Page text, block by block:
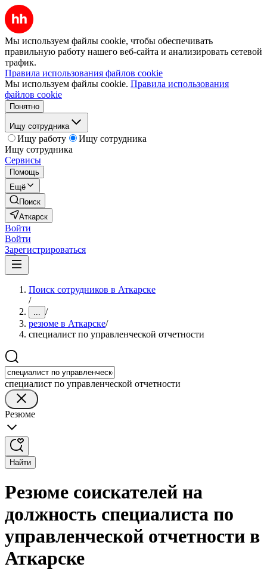
Мы используем файлы cookie, чтобы обеспечивать
правильную работу нашего веб-сайта и анализировать сетевой
трафик.
Правила использования файлов cookie
Мы используем файлы cookie. Правила использования
файлов cookie
Понятно
Ищу сотрудника
Ищу работу
Ищу сотрудника
Ищу сотрудника
Сервисы
Помощь
Ещё
Поиск
Аткарск
Войти
Войти
Зарегистрироваться
Поиск сотрудников в Аткарске
/
... /
резюме в Аткарске/
специалист по управленческой отчетности
специалист по управленческой отчетности
Резюме
Найти
Резюме соискателей на
должность специалиста по
управленческой отчетности в
Аткарске